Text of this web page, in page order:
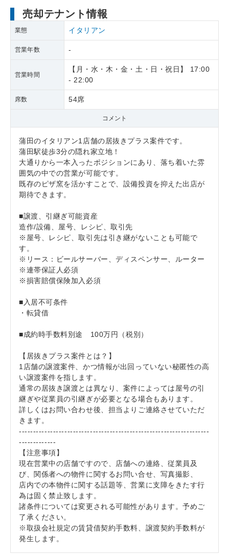
売却テナント情報
業態 イタリアン
営業年数 -
営業時間
【月・水・木・金・土・日・祝日】 17:00
- 22:00
席数 54席
コメント
蒲田のイタリアン1店舗の居抜きプラス案件です。
蒲田駅徒歩3分の隠れ家立地！
大通りから一本入ったポジションにあり、落ち着いた雰
囲気の中での営業が可能です。
既存のピザ窯を活かすことで、設備投資を抑えた出店が
期待できます。
■譲渡、引継ぎ可能資産
造作/設備、屋号、レシピ、取引先
※屋号、レシピ、取引先は引き継がないことも可能で
す。
※リース：ビールサーバー、ディスペンサー、ルーター
※連帯保証人必須
※損害賠償保険加入必須
■入居不可条件
・転貸借
■成約時手数料別途 100万円（税別）
【居抜きプラス案件とは？】
1店舗の譲渡案件、かつ情報が出回っていない秘匿性の高
い譲渡案件を指します。
通常の居抜き譲渡とは異なり、案件によっては屋号の引
継ぎや従業員の引継ぎが必要となる場合もあります。
詳しくはお問い合わせ後、担当よりご連絡させていただ
きます。
-------------------------------------------------------------------
-------------
【注意事項】
現在営業中の店舗ですので、店舗への連絡、従業員及
び、関係者への物件に関するお問い合せ、写真撮影、
店内での本物件に関する話題等、営業に支障をきたす行
為は固く禁止致します。
諸条件については変更される可能性があります。予めご
了承ください。
※取扱会社規定の賃貸借契約手数料、譲渡契約手数料が
発生します。